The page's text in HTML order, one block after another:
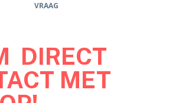
VRAAG
DIRECT
MET